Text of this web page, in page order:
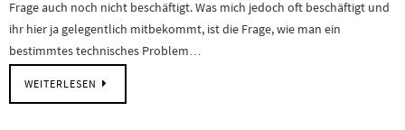
Frage auch noch nicht beschäftigt. Was mich jedoch oft beschäftigt und
ihr hier ja gelegentlich mitbekommt, ist die Frage, wie man ein
bestimmtes technisches Problem…
WEITERLESEN